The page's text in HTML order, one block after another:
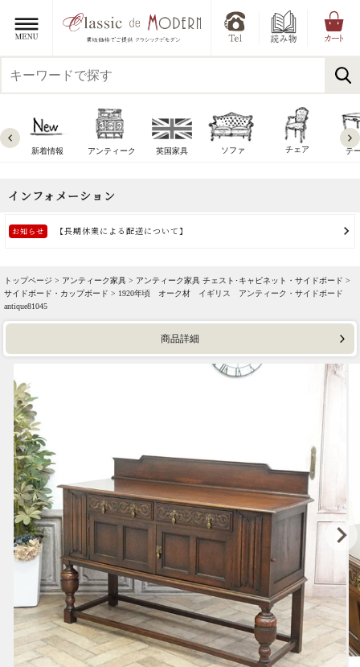
新着情報 アンティーク 英国家具 ソファ チェア テ
トップページ > アンティーク家具 > アンティーク家具 チェスト･キャビネット・サイドボード >
サイドボード・カップボード > 1920年頃 オーク材 イギリス アンティーク・サイドボード
antique81045
商品詳細